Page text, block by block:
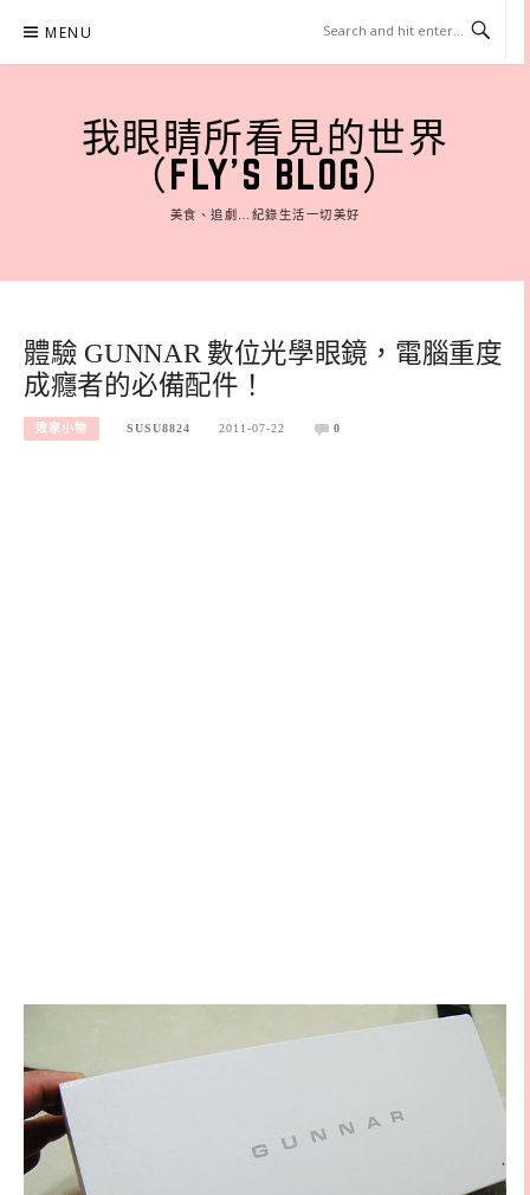
content
MENU
我眼睛所看見的世界
（FLY'S BLOG）
美食、追劇…紀錄生活一切美好
體驗 GUNNAR 數位光學眼鏡，電腦重度
成癮者的必備配件！
敗家小物 SUSU8824 2011-07-22 0